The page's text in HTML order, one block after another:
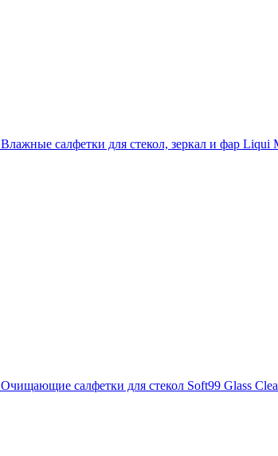
Влажные салфетки для стекол, зеркал и фар Liqui
Очищающие салфетки для стекол Soft99 Glass